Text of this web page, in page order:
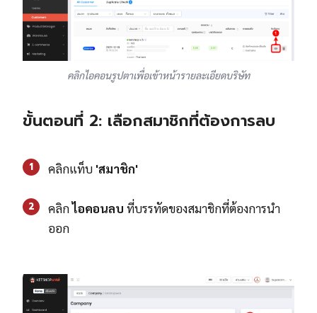
คลิกไอคอนรูปตาเพื่อเข้าหน้ารายละเอียดบริษัท
ขั้นตอนที่ 2: เลือกสมาชิกที่ต้องการลบ
1 คลิกแท็บ 'สมาชิก'
2 คลิกไอคอนลบ ที่บรรทัดของสมาชิกที่ต้องการนำ
ออก